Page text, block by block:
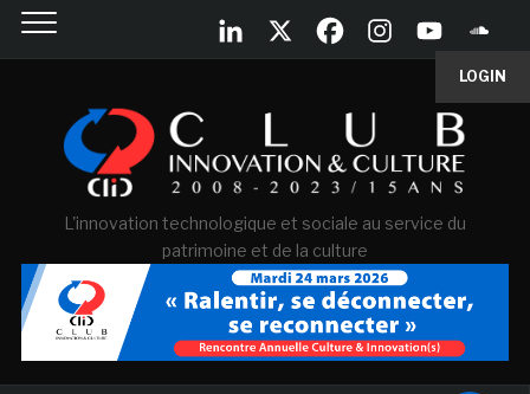
LOGIN
L'innovation technologique et sociale au service du
patrimoine et de la culture